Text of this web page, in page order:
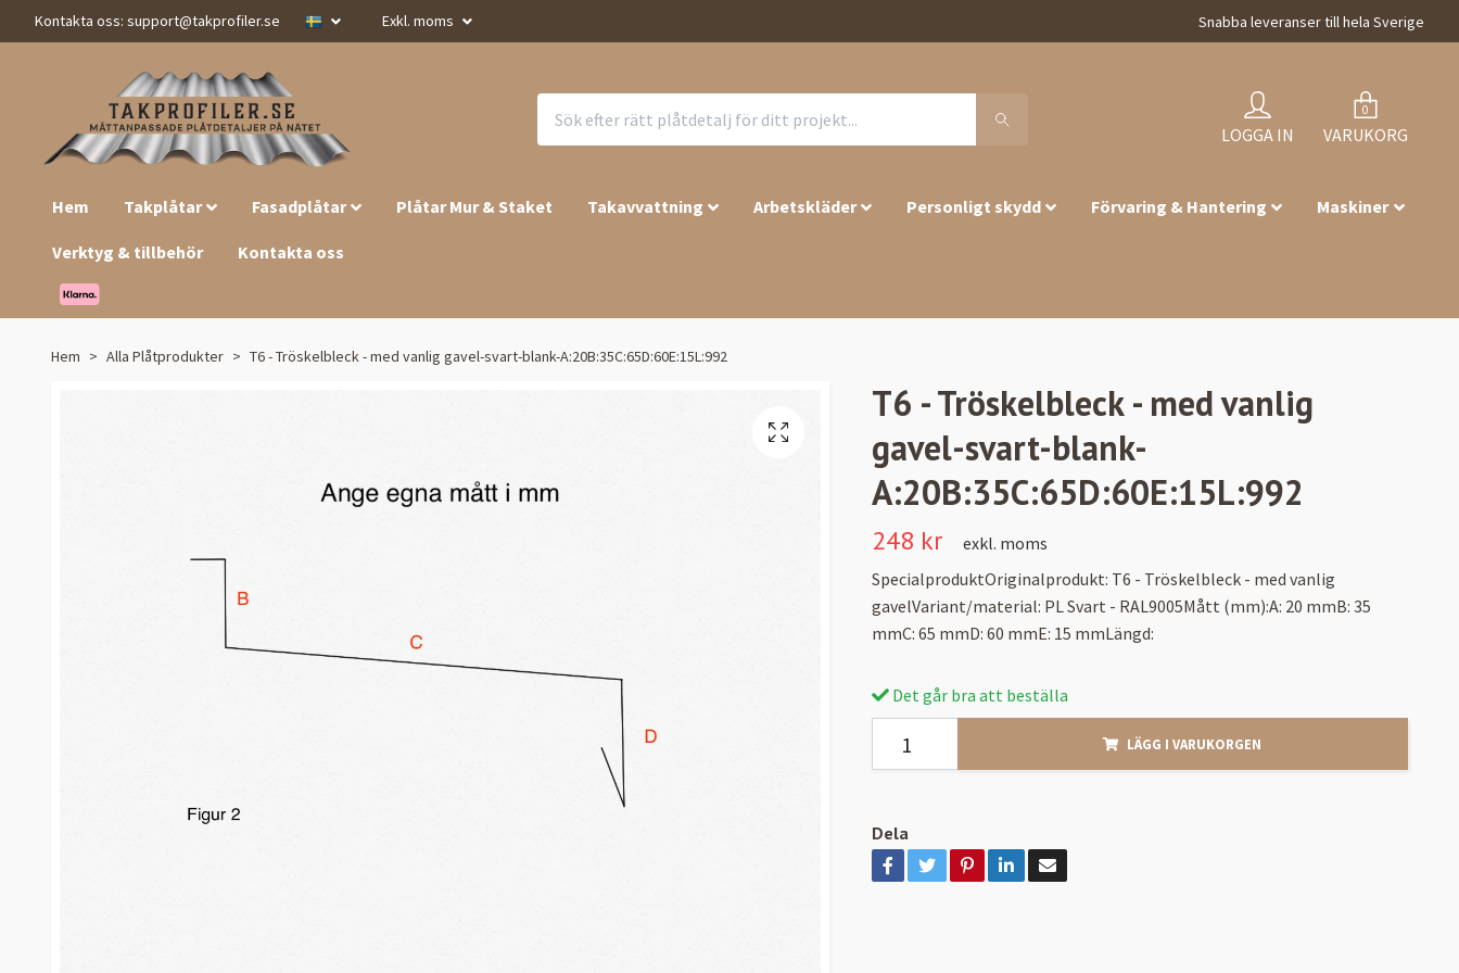
Kontakta oss: support@takprofiler.se Exkl. moms Snabba leveranser till hela Sverige
LOGGA IN
0
VARUKORG
Hem Takplåtar Fasadplåtar Plåtar Mur & Staket Takavvattning Arbetskläder Personligt skydd Förvaring & Hantering Maskiner
Verktyg & tillbehör Kontakta oss
Hem Alla Plåtprodukter T6 - Tröskelbleck - med vanlig gavel-svart-blank-A:20B:35C:65D:60E:15L:992
T6 - Tröskelbleck - med vanlig
gavel-svart-blank-
A:20B:35C:65D:60E:15L:992
248 kr
exkl. moms
SpecialproduktOriginalprodukt: T6 - Tröskelbleck - med vanlig
gavelVariant/material: PL Svart - RAL9005Mått (mm):A: 20 mmB: 35
mmC: 65 mmD: 60 mmE: 15 mmLängd:
Det går bra att beställa
LÄGG I VARUKORGEN
Dela